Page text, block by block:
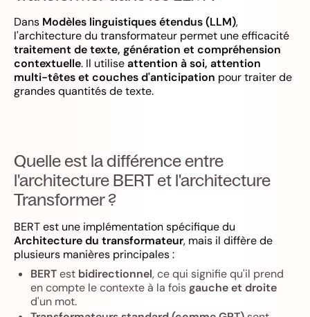
Dans Modèles linguistiques étendus (LLM),
l'architecture du transformateur permet une efficacité
traitement de texte, génération et compréhension
contextuelle. Il utiliseattention à soi, attention
multi-têtes et couches d'anticipation pour traiter de
grandes quantités de texte.
Quelle est la différence entre
l'architecture BERT et l'architecture
Transformer ?
BERT est une implémentation spécifique du
Architecture du transformateur, mais il diffère de
plusieurs manières principales :
BERTest bidirectionnel, ce qui signifie qu'il prend
en compte le contexte à la foisgauche et droite
d'un mot.